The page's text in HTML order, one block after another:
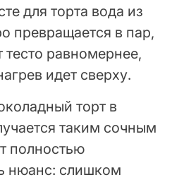
для торта вода из
превращается в пар,
равномернее,
идет сверху.
торт в
таким сочным
полностью
нюанс: слишком